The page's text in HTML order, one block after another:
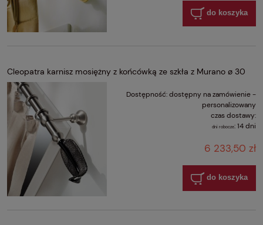
do koszyka
Cleopatra karnisz mosiężny z końcówką ze szkła z Murano ø 30
Dostępność:dostępny na zamówienie -
personalizowany
czas dostawy:
dni robocze:14 dni
6 233,50 zł
do koszyka